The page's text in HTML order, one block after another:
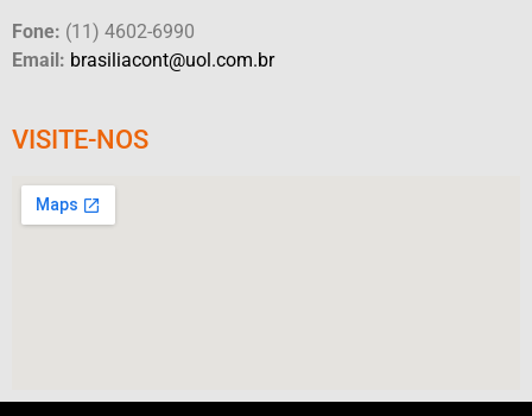
Fone: (11) 4602-6990
Email: brasiliacont@uol.com.br
VISITE-NOS